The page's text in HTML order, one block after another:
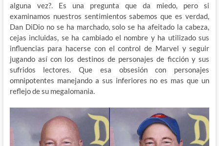
alguna vez?. Es una pregunta que da miedo, pero si
examinamos nuestros sentimientos sabemos que es verdad,
Dan DiDio no se ha marchado, solo se ha afeitado la cabeza,
cejas incluidas, se ha cambiado el nombre y ha utilizado sus
influencias para hacerse con el control de Marvel y seguir
jugando así con los destinos de personajes de ficción y sus
sufridos lectores. Que esa obsesión con personajes
omnipotentes manejando a sus inferiores no es mas que un
reflejo de su megalomania.